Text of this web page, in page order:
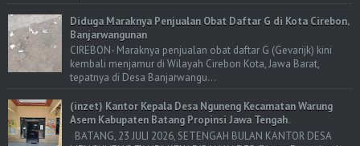
Diduga Maraknya Penjualan Obat Daftar G di Kota Cirebon,
Banjarwangunan
CIREBON- Maraknya penjualan obat daftar G (Gevarijk) kini
kembali menjamur di Wilayah Cirebon Kota, Jawa Barat,
tepatnya di Desa Banjarwangu...
(inzet) Kantor Kepala Desa Nguneng Kecamatan Warung
Asem Kabupaten Batang Propinsi Jawa Tengah.
BATANG, 23 JULI 2026, SETENGAH BULAN KANTOR DESA